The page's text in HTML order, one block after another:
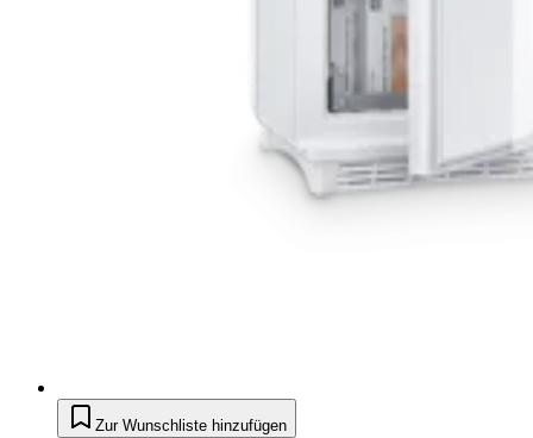
Zur Wunschliste hinzufügen